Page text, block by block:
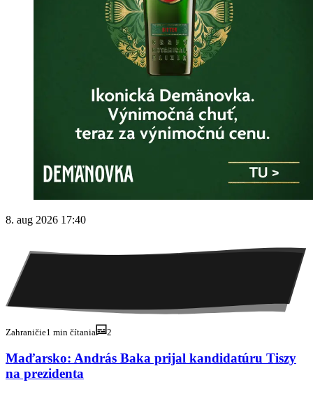
8. aug 2026 17:40
Zahraničie1 min čítania 2
Maďarsko: András Baka prijal kandidatúru Tiszy
na prezidenta